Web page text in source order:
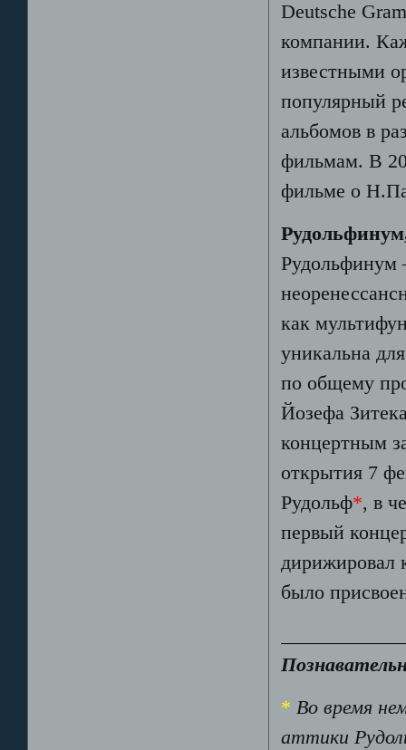
Deutsche
компании.
известными
популярный
альбомов в
фильмам. В
фильме о
Рудольфинум
как
уникальна
по общему
Йозефа
концертным
открытия 7
Рудольф*, в
первый
дирижировал
было
* Во время
аттики